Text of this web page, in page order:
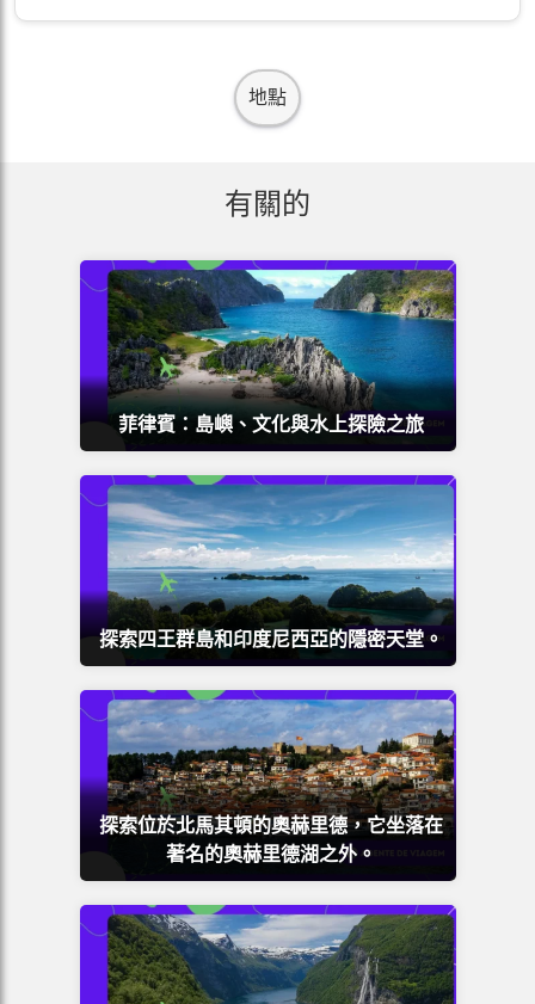
地點
有關的
菲律賓：島嶼、文化與水上探險之旅
探索四王群島和印度尼西亞的隱密天堂。
探索位於北馬其頓的奧赫里德，它坐落在
著名的奧赫里德湖之外。